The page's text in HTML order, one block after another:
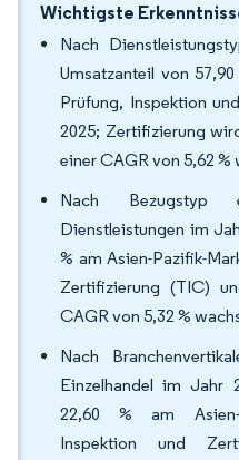
Wichtigste
Nach
Umsatzanteil von
Prüfung, Inspektion
2025; Zertifizierung
einer CAGR von 5,62 %
Nach Bezugstyp
Dienstleistungen im
% am Asien-Pazifik-
Zertifizierung (TIC)
CAGR von 5,32 %
Nach
Einzelhandel im Jahr
22,60 % am Asien-
Inspektion und